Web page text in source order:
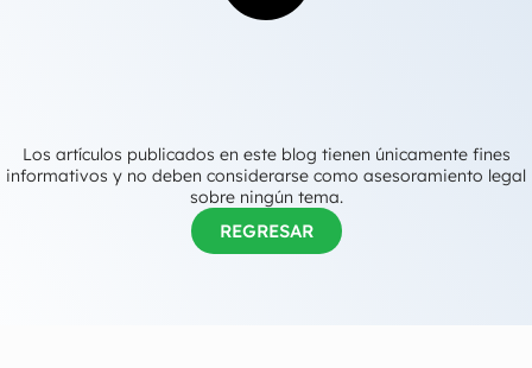
Los artículos publicados en este blog tienen únicamente fines
informativos y no deben considerarse como asesoramiento legal
sobre ningún tema.
REGRESAR